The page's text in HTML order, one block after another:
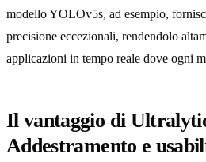
modello YOLOv5s, ad esempio,
precisione eccezionali, rendendolo
applicazioni in tempo reale dove ogni
Il vantaggio di
Addestramento e